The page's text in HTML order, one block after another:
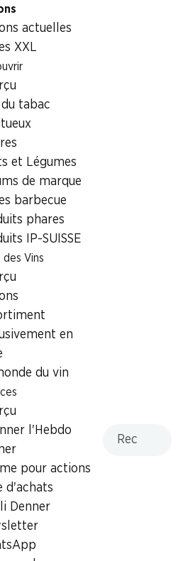
actuelles
XXL
du tabac
et Légumes
de marque
barbecue
phares
IP-SUISSE
des Vins
en
du vin
l'Hebdo
pour actions
d'achats
Denner
pâtisserie
également
30%